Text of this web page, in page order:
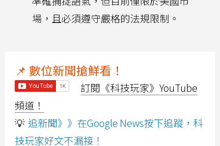
場，且必須遵守嚴格的法規限制。
📌 數位新聞搶鮮看！
訂閱《科技玩家》YouTube
頻道！
💡 追新聞》》在Google News按下追蹤，科
技玩家好文不漏接！